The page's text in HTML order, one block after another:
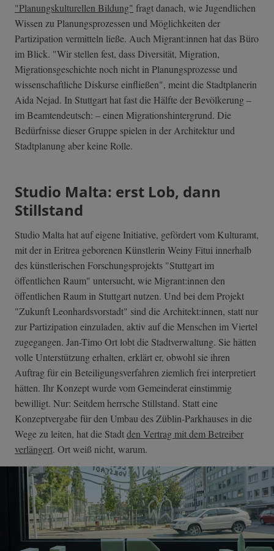
"Planungskulturellen Bildung" fragt danach, wie Jugendlichen
Wissen zu Planungsprozessen und Möglichkeiten der
Partizipation vermitteln ließe. Auch Migrant:innen hat das Büro
im Blick. "Wir stellen fest, dass Diversität, Migration,
Migrationsgeschichte noch nicht in Planungsprozesse und
wissenschaftliche Diskurse einfließen", meint die Stadtplanerin
Aida Nejad. In Stuttgart hat fast die Hälfte der Bevölkerung –
im Beamtendeutsch: – einen Migrationshintergrund. Die
Bedürfnisse dieser Gruppe spielen in der Architektur und
Stadtplanung aber keine Rolle.
Studio Malta: erst Lob, dann
Stillstand
Studio Malta hat auf eigene Initiative, gefördert vom Kulturamt,
mit der in Eritrea geborenen Künstlerin Weiny Fitui innerhalb
des künstlerischen Forschungsprojekts "Stuttgart im
öffentlichen Raum" untersucht, wie Migrant:innen den
öffentlichen Raum in Stuttgart nutzen. Und bei dem Projekt
"Zukunft Leonhardsvorstadt" sind die Architekt:innen, statt nur
zur Partizipation einzuladen, aktiv auf die Menschen im Viertel
zugegangen. Jan-Timo Ort lobt die Stadtverwaltung. Sie hätten
volle Unterstützung erhalten, erklärt er, obwohl sie ihren
Auftrag für ein Beteiligungsverfahren ziemlich frei interpretiert
hätten. Ihr Konzept wurde vom Gemeinderat einstimmig
bewilligt. Nur: Seitdem herrsche Stillstand. Statt eine
Konzeptvergabe für den Umbau des Züblin-Parkhauses in die
Wege zu leiten, hat die Stadtden Vertrag mit dem Betreiber
verlängert. Ort weiß nicht, warum.